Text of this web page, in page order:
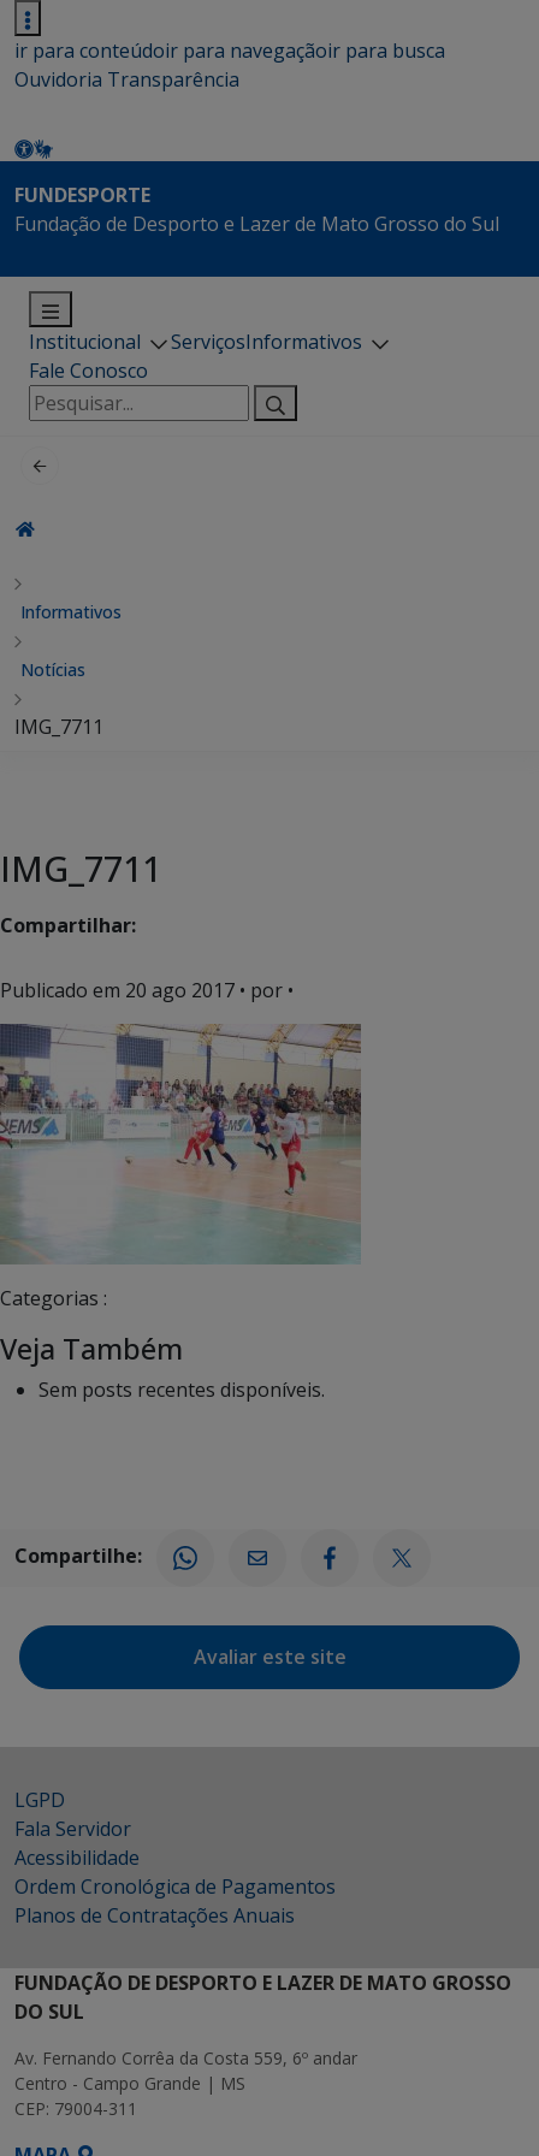
ir para conteúdoir para navegaçãoir para busca
Ouvidoria Transparência
FUNDESPORTE
Fundação de Desporto e Lazer de Mato Grosso do Sul
Institucional ServiçosInformativos
Fale Conosco
Pesquisar
por:
Informativos
Notícias
IMG_7711
IMG_7711
Compartilhar:
Publicado em 20 ago 2017 • por •
Categorias :
Veja Também
Sem posts recentes disponíveis.
Compartilhe:
Avaliar este site
LGPD
Fala Servidor
Acessibilidade
Ordem Cronológica de Pagamentos
Planos de Contratações Anuais
FUNDAÇÃO DE DESPORTO E LAZER DE MATO GROSSO
DO SUL
Av. Fernando Corrêa da Costa 559, 6º andar
Centro - Campo Grande | MS
CEP: 79004-311